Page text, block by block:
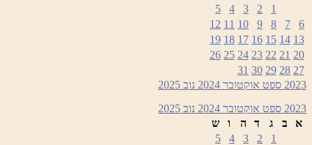
1
2
3
4
5
6
7
8
9
10
11
12
13
14
15
16
17
18
19
20
21
22
23
24
25
26
27
28
29
30
31
2023 ספט אוקטובר 2024 נוב 2025
2023 ספט אוקטובר 2024 נוב 2025
א
ב ג ד ה ו
ש
1
2
3
4
5